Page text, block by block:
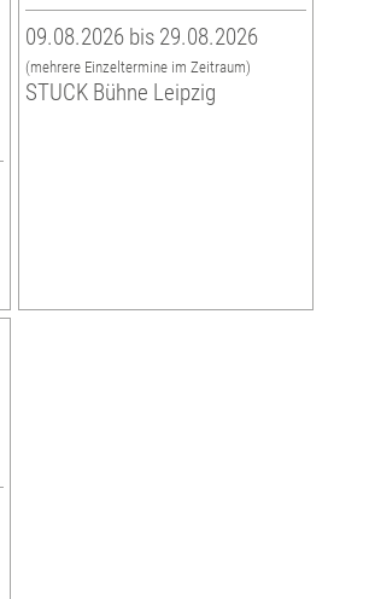
09.08.2026 bis 29.08.2026
(mehrere Einzeltermine im Zeitraum)
STUCK Bühne Leipzig